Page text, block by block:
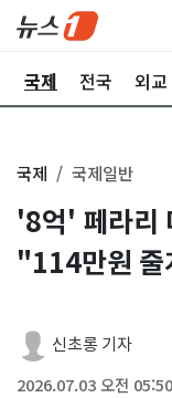
국제 전국 외교
국제 국제일반
'8억' 페라리
"114만원 줄
신초롱 기자
2026.07.03 오전 05:50